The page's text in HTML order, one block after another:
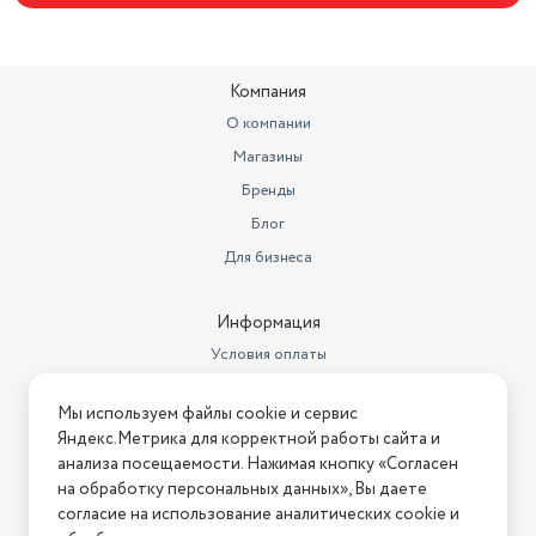
1,2
22
РОСС RU Д-
RU.РА01.В.39544/22
ранцевый
Компания
О компании
Магазины
Бренды
Блог
Для бизнеса
Информация
Условия оплаты
Условия возврата
Нашли ошибку на сайте? Напишите нам
2026 © Интернет-магазин "АстМаркет". У нас есть всё!
Мы используем файлы cookie и сервис
Яндекс.Метрика для корректной работы сайта и
анализа посещаемости. Нажимая кнопку «Согласен
на обработку персональных данных», Вы даете
согласие на использование аналитических cookie и